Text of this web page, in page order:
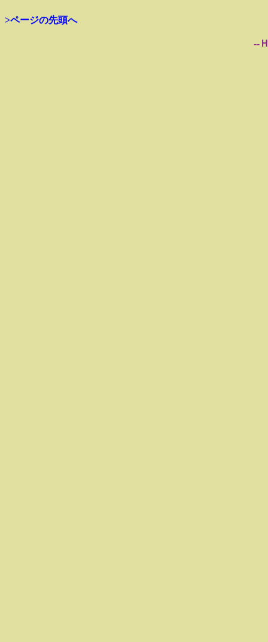
>ページの先頭へ
--